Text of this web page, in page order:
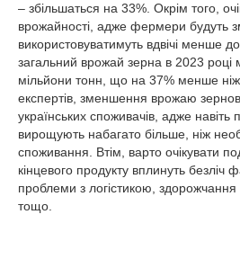
– збільшаться на 33%. Окрім того,
врожайності, адже фермери будуть
використовуватимуть вдвічі менше
загальний врожай зерна в 2023 році
мільйони тонн, що на 37% менше
експертів, зменшення врожаю
українських споживачів, адже навіть
вирощують набагато більше, ніж
споживання. Втім, варто очікувати
кінцевого продукту вплинуть безліч
проблеми з логістикою, здорожчання
тощо.